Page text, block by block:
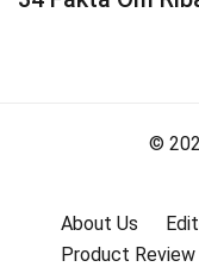
©
About Us
Product Review